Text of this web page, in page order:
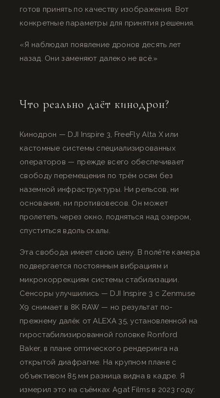
готов принять по качеству изображения. Вот
конкретные параметры для принятия решения.
«Я наблюдал появление дронов десять лет
назад. Они заменяют далеко не всё.»
Что реально даёт кинодрон?
Кинодрон — DJI Inspire 3, FreeFly Alta X или
кастомные системы специализированных
операторов — прежде всего обеспечивает
свободу перемещения по трём осям без
наземной инфраструктуры. Ни рельсов, ни
основания, ни противовесов. Он может
пролететь через окно, подняться над озером,
спуститься вдоль скалы.
Эта свобода имеет свою цену. В полёте камера
подвергается постоянным вибрациям и
микрокоррекциям системы стабилизации.
Сенсоры улучшились — DJI Inspire 3 с Zenmuse
X9 снимает в 8K RAW — но результат по-
прежнему далёк от ALEXA 35, установленной на
гиростабилизированной головке Ronford
Baker, в плане оптического рендеринга на
открытой диафрагме. На крупном плане с
объективом 85 мм разница видна в кадре. Я
измерил это на съёмках Agat Films в 2023 году: